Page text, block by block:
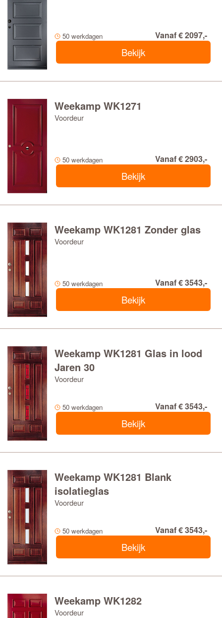
50 werkdagen Vanaf € 2097,-
Bekijk
Weekamp WK1271
Voordeur
50 werkdagen Vanaf € 2903,-
Bekijk
Weekamp WK1281 Zonder glas
Voordeur
50 werkdagen Vanaf € 3543,-
Bekijk
Weekamp WK1281 Glas in lood
Jaren 30
Voordeur
50 werkdagen Vanaf € 3543,-
Bekijk
Weekamp WK1281 Blank
isolatieglas
Voordeur
50 werkdagen Vanaf € 3543,-
Bekijk
Weekamp WK1282
Voordeur